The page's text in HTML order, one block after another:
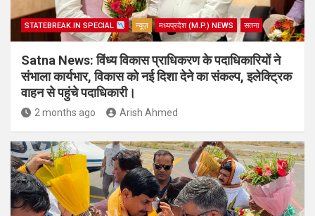
STATEBREAK.IN SPECIAL न्यूज़ मध्यप्रदेश (M.P.) NEWS सतना
Satna News: विंध्य विकास प्राधिकरण के पदाधिकारियों ने
संभाला कार्यभार, विकास को नई दिशा देने का संकल्प, इलेक्ट्रिक
वाहन से पहुंचे पदाधिकारी।
2 months ago Arish Ahmed